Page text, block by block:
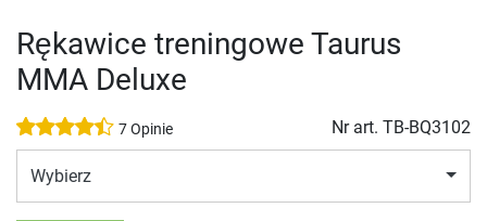
Rękawice treningowe Taurus
MMA Deluxe
7 Opinie Nr art. TB-BQ3102
Wybierz